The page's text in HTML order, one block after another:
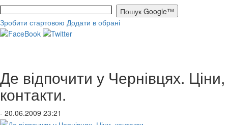
Зробити стартовою Додати в обрані
Де відпочити у Чернівцях. Ціни,
контакти.
- 20.06.2009 23:21